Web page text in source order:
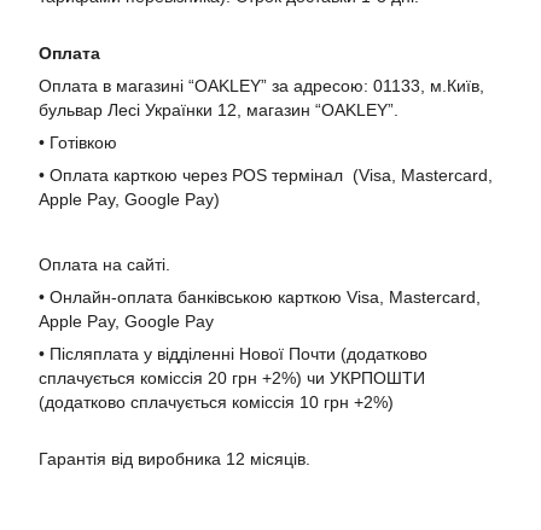
Оплата
Оплата в магазині “OAKLEY” за адресою: 01133, м.Київ,
бульвар Лесі Українки 12, магазин “OAKLEY”.
• Готівкою
• Оплата карткою через POS термінал (Visa, Mastercard,
Apple Pay, Google Pay)
Оплата на сайті.
• Онлайн-оплата банківською карткою Visa, Mastercard,
Apple Pay, Google Pay
• Післяплата у відділенні Нової Почти (додатково
сплачується коміссія 20 грн +2%) чи УКРПОШТИ
(додатково сплачується коміссія 10 грн +2%)
Гарантія від виробника 12 місяців.